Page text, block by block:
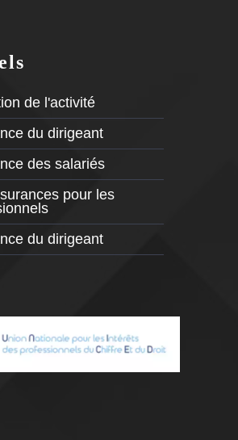
de l'activité
du dirigeant
des salariés
pour les
du dirigeant